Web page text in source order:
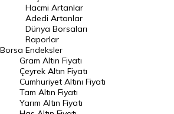
Hacmi Artanlar
Geçmiş Kapanışlar
Dünya Borsaları
Raporlar
Endeksler
DÖVİZ
Borsa
Hacmi Artanlar
Adedi Artanlar
Dünya Borsaları
Raporlar
Endeksler
Gram Altın Fiyatı
Çeyrek Altın Fiyatı
Cumhuriyet Altını Fiyatı
Tam Altın Fiyatı
Yarım Altın Fiyatı